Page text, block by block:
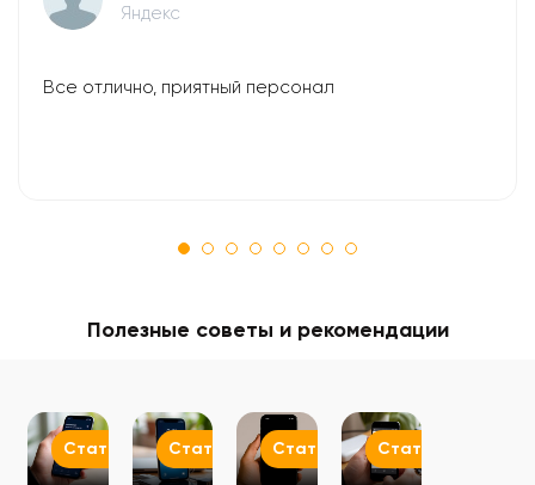
Яндекс
Все отлично, приятный персонал
Полезные советы и рекомендации
Статьи Статьи Статьи Статьи